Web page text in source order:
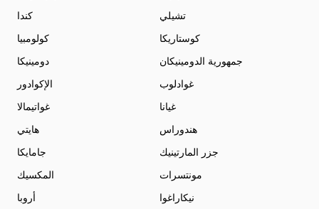
كندا
تشيلي
كولومبيا
كوستاريكا
دومينيكا
جمهورية الدومينيكان
الإكوادور
غوادلوب
غواتيمالا
غيانا
هايتي
هندوراس
جامايكا
جزر المارتينيك
المكسيك
مونتسرات
أروبا
نيكاراغوا